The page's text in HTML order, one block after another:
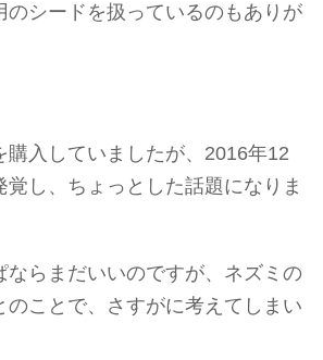
のシードを扱っているのもありが
入していましたが、 2016年12
覚 し、ちょっとした話題になりま
ならまだいいのですが、ネズミの
のことで、さすがに考えてしまい